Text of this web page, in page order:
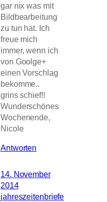
gar nix was mit
Bildbearbeitung
zu tun hat. Ich
freue mich
immer, wenn ich
von Goolge+
einen Vorschlag
bekomme..
grins schief!!
Wunderschönes
Wochenende,
Nicole
Antworten
14. November
2014
jahreszeitenbriefe